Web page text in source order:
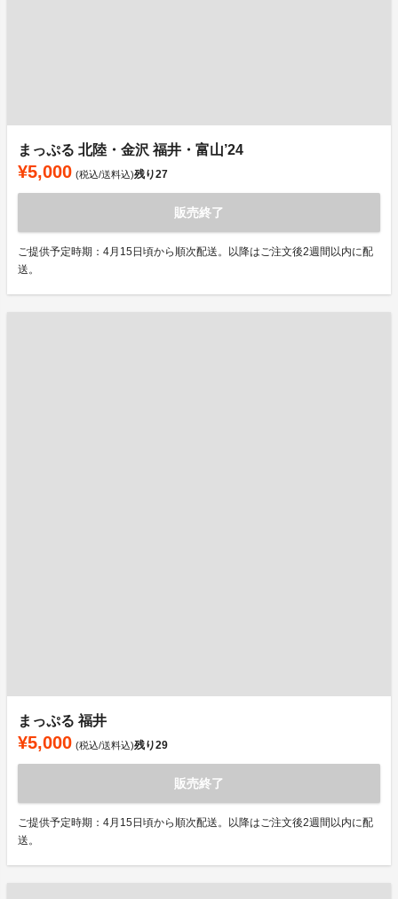
まっぷる 北陸・金沢 福井・富山’24
¥5,000 (税込/送料込)残り27
販売終了
ご提供予定時期：4月15日頃から順次配送。以降はご注文後2週間以内に配
送。
まっぷる 福井
¥5,000 (税込/送料込)残り29
販売終了
ご提供予定時期：4月15日頃から順次配送。以降はご注文後2週間以内に配
送。